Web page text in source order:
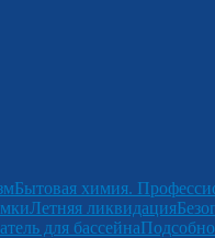
Бытовая химия.
Летняя ликвидация
для бассейна